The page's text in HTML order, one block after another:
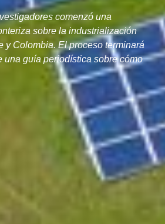
comenzó una
sobre la industrialización
y Colombia. El proceso terminará
una guía periodística sobre cómo